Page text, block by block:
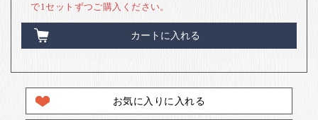
で1セットずつご購入ください。
カートに入れる
お気に入りに入れる